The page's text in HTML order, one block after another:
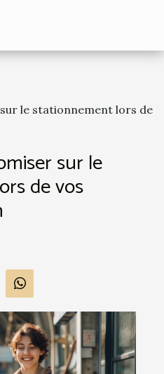
le stationnement lors de
sur le
de vos